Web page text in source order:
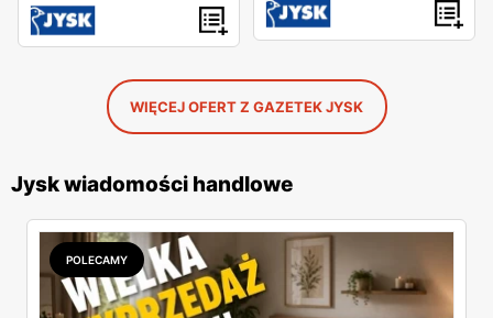
WIĘCEJ OFERT Z GAZETEK JYSK
Jysk wiadomości handlowe
POLECAMY